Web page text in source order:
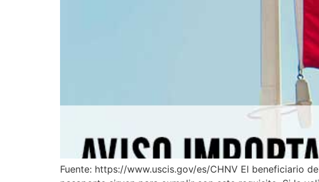
Fuente: https://www.uscis.gov/es/CHNV El beneficiario